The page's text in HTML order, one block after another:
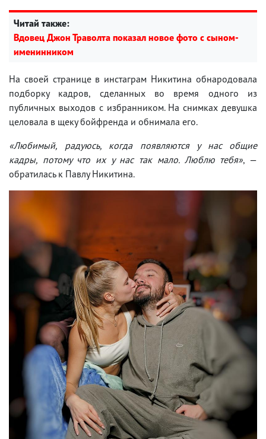
Читай также:
Вдовец Джон Траволта показал новое фото с сыном-
именинником
На своей странице в инстаграм Никитина обнародовала
подборку кадров, сделанных во время одного из
публичных выходов с избранником. На снимках девушка
целовала в щеку бойфренда и обнимала его.
«Любимый, радуюсь, когда появляются у нас общие
кадры, потому что их у нас так мало. Люблю тебя», —
обратилась к Павлу Никитина.